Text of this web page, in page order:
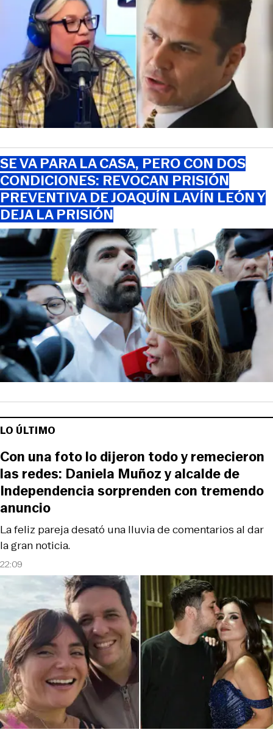
SE VA PARA LA CASA, PERO CON DOS
CONDICIONES: REVOCAN PRISIÓN
PREVENTIVA DE JOAQUÍN LAVÍN LEÓN Y
DEJA LA PRISIÓN
LO ÚLTIMO
22:09
La feliz pareja desató una lluvia de comentarios al dar
la gran noticia.
Con una foto lo dijeron todo y remecieron
las redes: Daniela Muñoz y alcalde de
Independencia sorprenden con tremendo
anuncio